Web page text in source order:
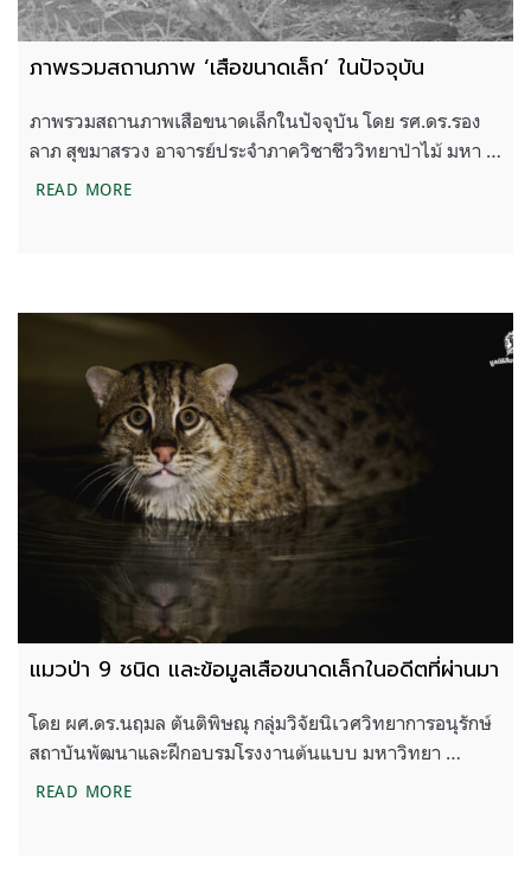
ภาพรวมสถานภาพ ‘เสือขนาดเล็ก’ ในปัจจุบัน
ภาพรวมสถานภาพเสือขนาดเล็กในปัจจุบัน โดย รศ.ดร.รอง
ลาภ สุขมาสรวง อาจารย์ประจำภาควิชาชีววิทยาป่าไม้ มหา …
READ MOREภาพรวมสถานภาพ ‘เสือขนาดเล็ก’ ในปัจจุบัน
แมวป่า 9 ชนิด และข้อมูลเสือขนาดเล็กในอดีตที่ผ่านมา
โดย ผศ.ดร.นฤมล ตันติพิษณุ กลุ่มวิจัยนิเวศวิทยาการอนุรักษ์
สถาบันพัฒนาและฝึกอบรมโรงงานต้นแบบ มหาวิทยา …
READ MOREแมวป่า 9 ชนิด และข้อมูลเสือขนาดเล็กในอดีตที่ผ่านม